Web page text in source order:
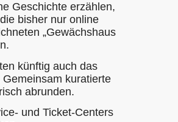
Geschichte erzählen,
bisher nur online
„Gewächshaus
künftig auch das
kuratierte
abrunden.
und Ticket-Centers